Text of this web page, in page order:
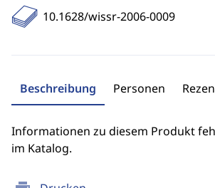
10.1628/wissr-2006-0009
Beschreibung Personen
Informationen zu diesem Produkt
im Katalog.